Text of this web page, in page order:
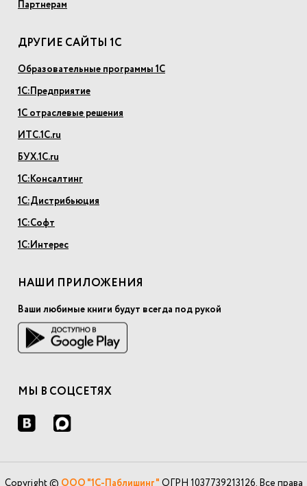
Партнерам
ДРУГИЕ САЙТЫ 1С
Образовательные программы 1С
1С:Предприятие
1С отраслевые решения
ИТС.1С.ru
БУХ.1С.ru
1С:Консалтинг
1С:Дистрибьюция
1С:Софт
1С:Интерес
НАШИ ПРИЛОЖЕНИЯ
Ваши любимые книги будут всегда под рукой
МЫ В СОЦСЕТЯХ
Copyright © ООО "1С-Паблишинг" ОГРН 1037739213126. Все права